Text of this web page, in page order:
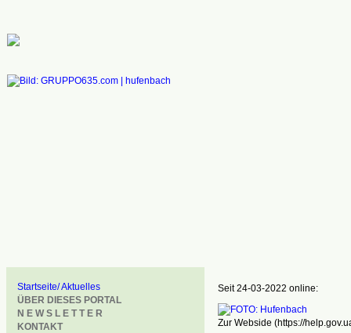
Startseite/ Aktuelles
ÜBER DIESES PORTAL
N E W S L E T T E R
KONTAKT
Seit 24-03-2022 online:
Zur Webside (https://